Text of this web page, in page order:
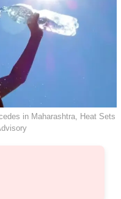
in Maharashtra, Heat Sets